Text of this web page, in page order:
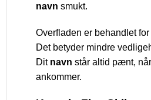
navn smukt.
Overfladen er behandlet
Det betyder mindre
Dit navn står altid pænt,
ankommer.